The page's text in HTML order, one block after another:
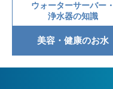
ウォーターサーバー・
浄水器の知識
美容・健康のお水